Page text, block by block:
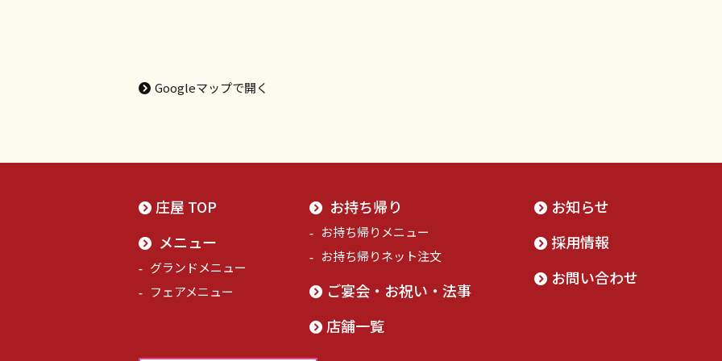
Googleマップで開く
庄屋 TOP
メニュー
グランドメニュー
フェアメニュー
お持ち帰り
お持ち帰りメニュー
お持ち帰りネット注文
ご宴会・お祝い・法事
店舗一覧
お知らせ
採用情報
お問い合わせ